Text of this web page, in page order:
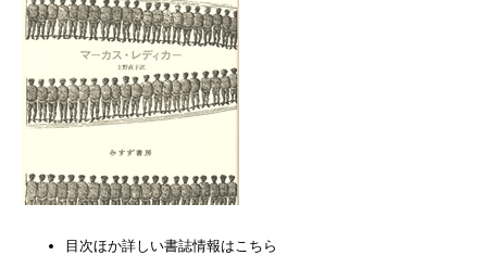
目次ほか詳しい書誌情報はこちら